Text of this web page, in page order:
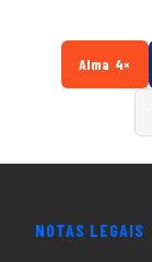
Alma 4×
NOTAS LEGAIS